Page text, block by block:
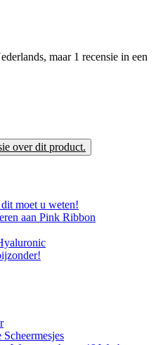
maar 1 recensie in een
over dit product.
moet u weten!
aan Pink Ribbon